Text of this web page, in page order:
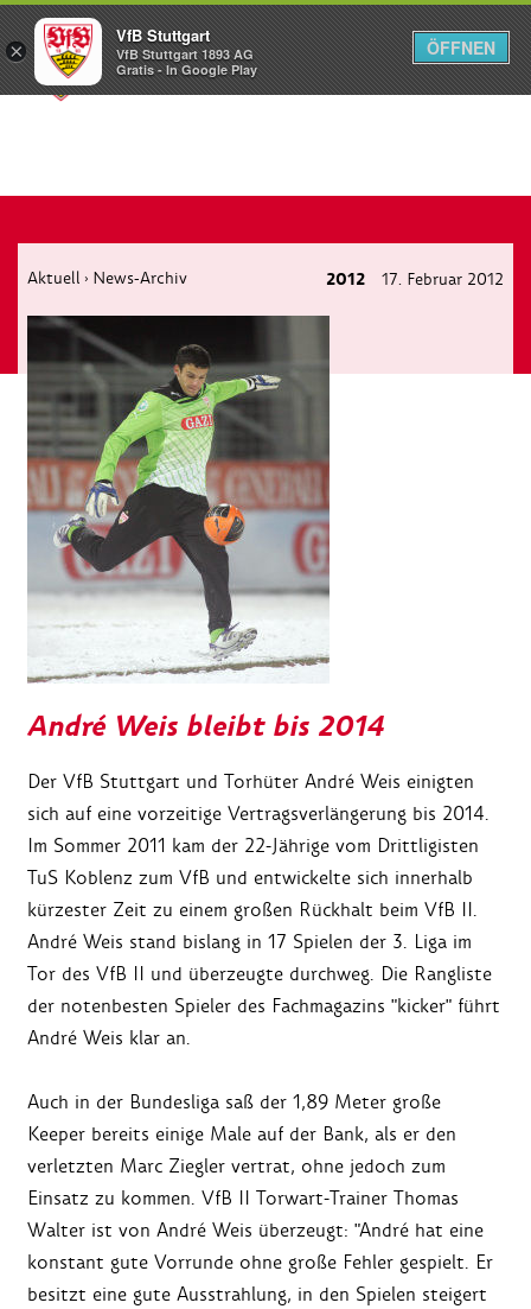
Menü
Aktuell › News-Archiv 2012 17. Februar 2012
André Weis bleibt bis 2014
Der VfB Stuttgart und Torhüter André Weis einigten
sich auf eine vorzeitige Vertragsverlängerung bis 2014.
Im Sommer 2011 kam der 22-Jährige vom Drittligisten
TuS Koblenz zum VfB und entwickelte sich innerhalb
kürzester Zeit zu einem großen Rückhalt beim VfB II.
André Weis stand bislang in 17 Spielen der 3. Liga im
Tor des VfB II und überzeugte durchweg. Die Rangliste
der notenbesten Spieler des Fachmagazins "kicker" führt
André Weis klar an.
Auch in der Bundesliga saß der 1,89 Meter große
Keeper bereits einige Male auf der Bank, als er den
verletzten Marc Ziegler vertrat, ohne jedoch zum
Einsatz zu kommen. VfB II Torwart-Trainer Thomas
Walter ist von André Weis überzeugt: "André hat eine
konstant gute Vorrunde ohne große Fehler gespielt. Er
besitzt eine gute Ausstrahlung, in den Spielen steigert
×
VfB Stuttgart
VfB Stuttgart 1893 AG
Gratis - In Google Play
ÖFFNEN